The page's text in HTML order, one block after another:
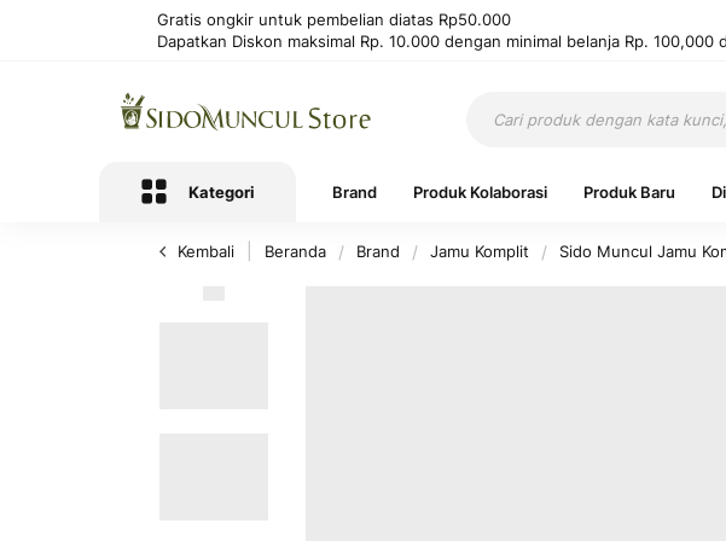
Gratis ongkir untuk pembelian diatas Rp50.000
Dapatkan Diskon maksimal Rp. 10.000 dengan minimal belanja Rp. 100,000
Kategori Brand Produk Kolaborasi Produk Baru
Kembali Beranda Brand Jamu Komplit Sido Muncul Jamu